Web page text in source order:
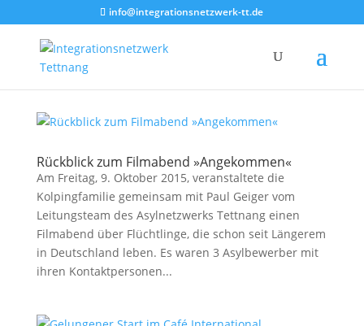
info@integrationsnetzwerk-tt.de
Rückblick zum Filmabend »Angekommen«
Am Freitag, 9. Oktober 2015, veranstaltete die
Kolpingfamilie gemeinsam mit Paul Geiger vom
Leitungsteam des Asylnetzwerks Tettnang einen
Filmabend über Flüchtlinge, die schon seit Längerem
in Deutschland leben. Es waren 3 Asylbewerber mit
ihren Kontaktpersonen...